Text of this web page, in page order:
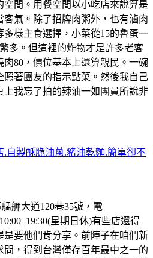
間。用餐空間以小吃店來說算是
氣。除了招牌肉粥外，也有滷肉
樣主食選擇，小菜從15的魯蛋一
多。但這裡的炸物才是許多老客
肉80，價位基本上還算親民。一碗
照著團友的指示點菜。然後我自己
上我忘了拍的辣油一如團員所說非
.自製酥脆油蔥.豬油乾麵.簡單卻不
舺大道120巷35號，電
星期日休)有些店還得
要他們肯分享。前陣子在咱們新
，得到台灣僅存百年最中之一的